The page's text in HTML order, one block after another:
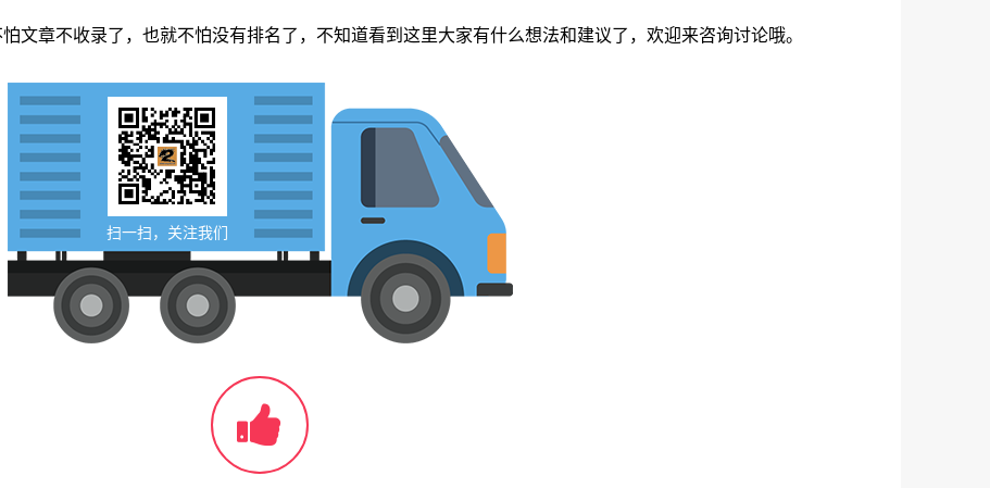
章不收录了，也就不怕没有排名了，不知道看到这里大家有什么想法和建议了，欢迎来咨询讨论哦。
扫一扫，关注我们